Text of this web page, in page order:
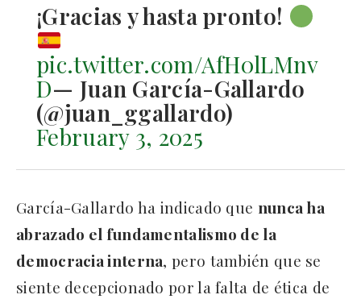
¡Gracias y hasta pronto!
pic.twitter.com/AfH0lLMnv
D— Juan García-Gallardo
(@juan_ggallardo)
February 3, 2025
García-Gallardo ha indicado que nunca ha
abrazado el fundamentalismo de la
democracia interna, pero también que se
siente decepcionado por la falta de ética de